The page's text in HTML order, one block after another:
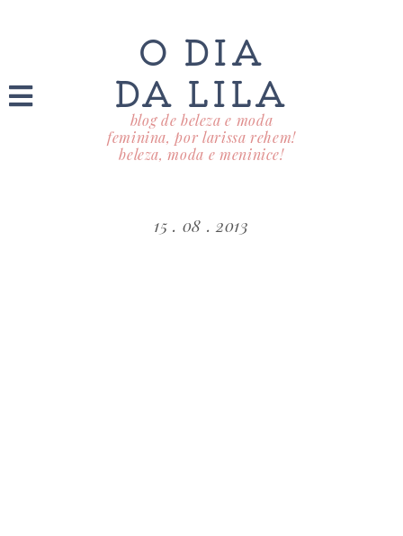
O DIA
DA LILA
blog de beleza e moda
feminina, por larissa rehem!
beleza, moda e meninice!
15 . 08 . 2013